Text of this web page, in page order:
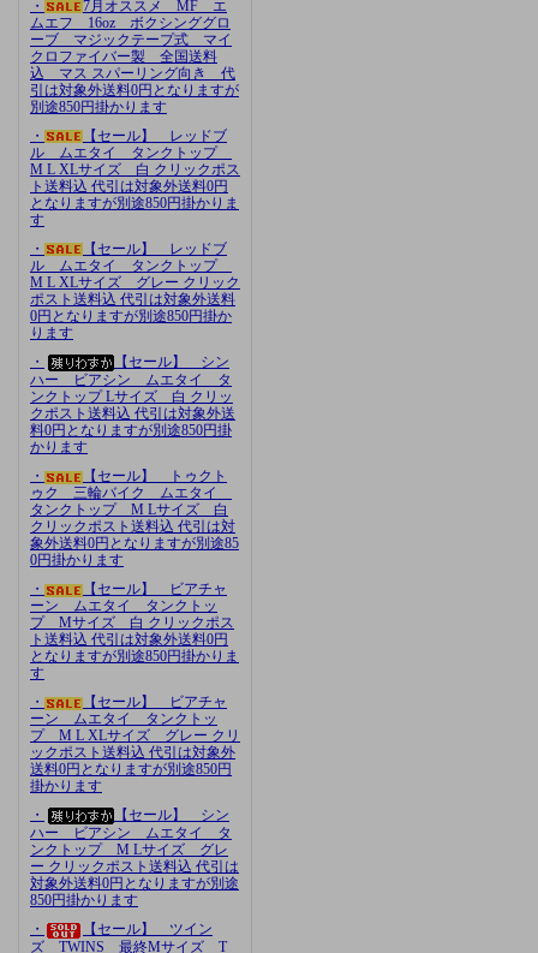
・
7月オススメ MF エ
ムエフ 16oz ボクシンググロ
ーブ マジックテープ式 マイ
クロファイバー製 全国送料
込 マス スパーリング向き 代
引は対象外送料0円となりますが
別途850円掛かります
・
【セール】 レッドブ
ル ムエタイ タンクトップ
M L XLサイズ 白 クリックポス
ト送料込 代引は対象外送料0円
となりますが別途850円掛かりま
す
・
【セール】 レッドブ
ル ムエタイ タンクトップ
M L XLサイズ グレー クリック
ポスト送料込 代引は対象外送料
0円となりますが別途850円掛か
ります
・
【セール】 シン
ハー ビアシン ムエタイ タ
ンクトップ Lサイズ 白 クリッ
クポスト送料込 代引は対象外送
料0円となりますが別途850円掛
かります
・
【セール】 トゥクト
ゥク 三輪バイク ムエタイ
タンクトップ M Lサイズ 白
クリックポスト送料込 代引は対
象外送料0円となりますが別途85
0円掛かります
・
【セール】 ビアチャ
ーン ムエタイ タンクトッ
プ Mサイズ 白 クリックポス
ト送料込 代引は対象外送料0円
となりますが別途850円掛かりま
す
・
【セール】 ビアチャ
ーン ムエタイ タンクトッ
プ M L XLサイズ グレー クリ
ックポスト送料込 代引は対象外
送料0円となりますが別途850円
掛かります
・
【セール】 シン
ハー ビアシン ムエタイ タ
ンクトップ M Lサイズ グレ
ー クリックポスト送料込 代引は
対象外送料0円となりますが別途
850円掛かります
・
【セール】 ツイン
ズ TWINS 最終Mサイズ T